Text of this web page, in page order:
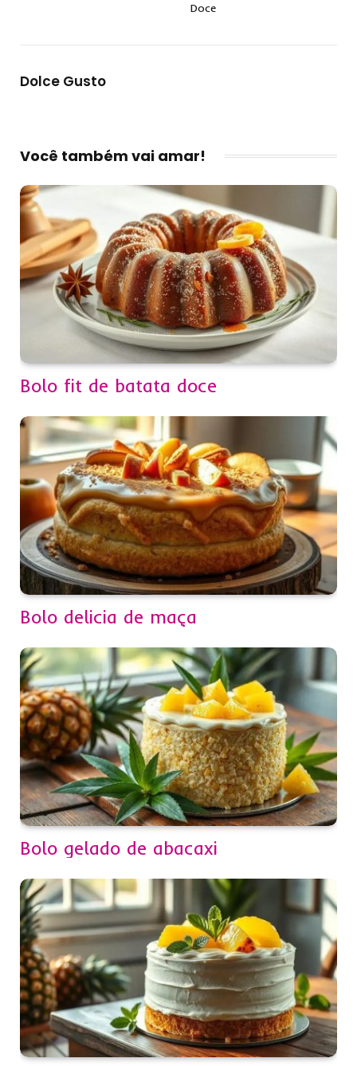
Doce
Dolce Gusto
Você também vai amar!
Bolo fit de batata doce
Bolo delicia de maça
Bolo gelado de abacaxi